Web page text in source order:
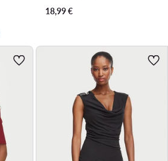
18,99€